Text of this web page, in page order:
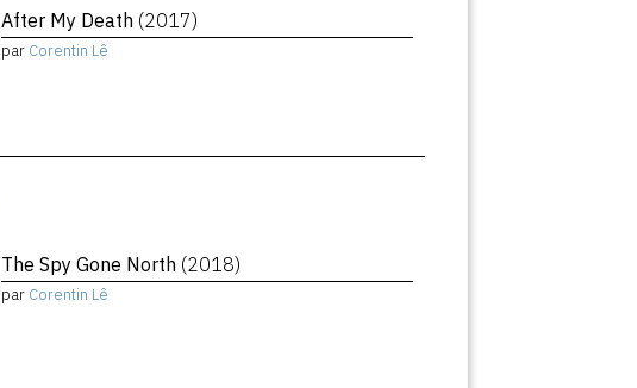
After My Death (2017)
par Corentin Lê
The Spy Gone North (2018)
par Corentin Lê